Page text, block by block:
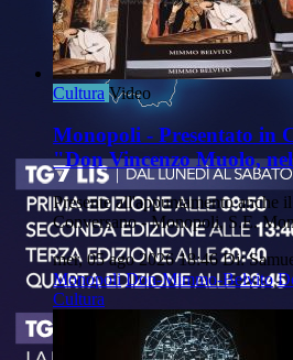
Cultura Video
Monopoli - Presentato in
"Don Vincenzo Muolo,
Presente all'appuntamento anche
Conversano - Monopoli, S.E.
mer, 05 ago 2026 18:46 Di:
Monopoli Don-Mimmo-Belvito
Cultura